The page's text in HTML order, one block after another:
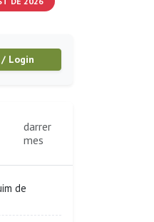
Login
darrer
mes
de